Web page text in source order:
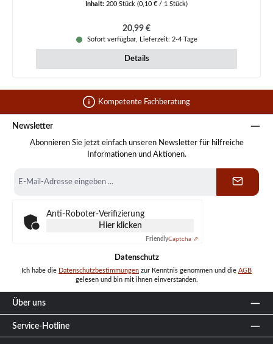
Inhalt: 200 Stück (0,10 € / 1 Stück)
Regulärer Preis:
20,99 €
Sofort verfügbar, Lieferzeit: 2-4 Tage
Details
Kompetente Fachberatung
Newsletter
Abonnieren Sie jetzt einfach unseren Newsletter für hilfreiche
Informationen und Aktionen.
Mail-
Anti-Roboter-Verifizierung
Hier klicken
FriendlyCaptcha ⇗
Datenschutz
Ich habe die Datenschutzbestimmungen zur Kenntnis genommen und die AGB
gelesen und bin mit ihnen einverstanden.
Über uns
Service-Hotline